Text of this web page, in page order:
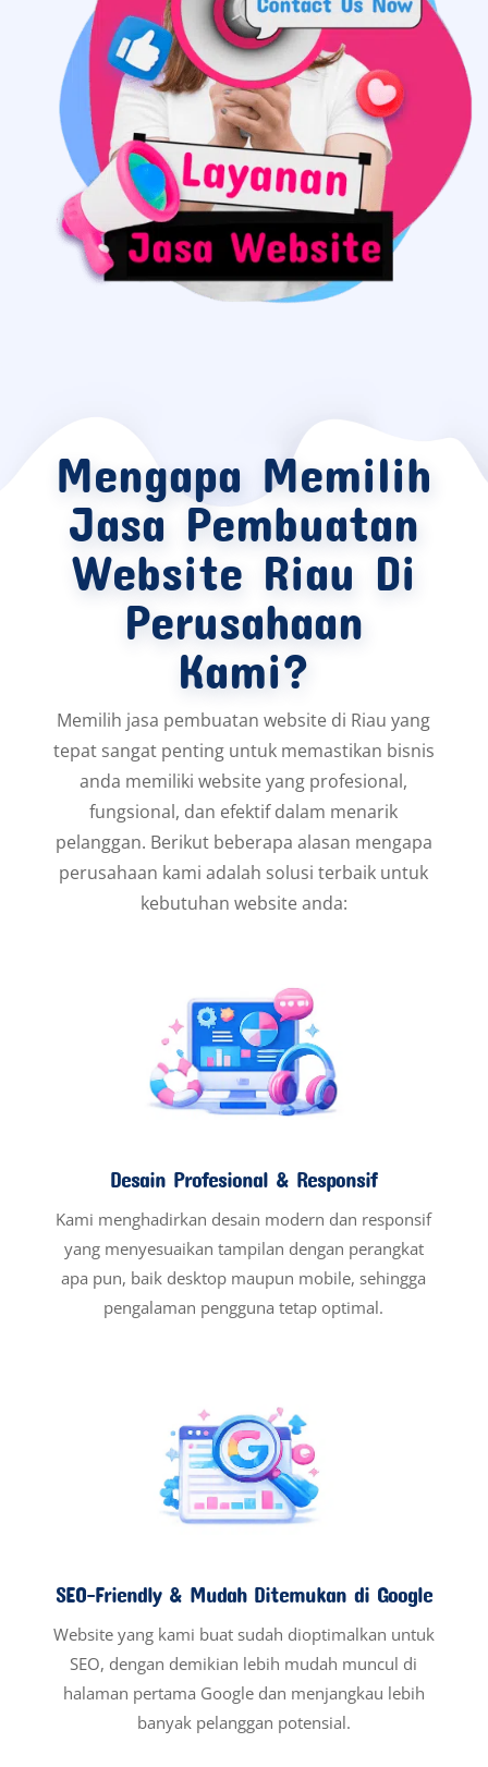
Mengapa Memilih
Jasa Pembuatan
Website Riau Di
Perusahaan
Kami?
Memilih jasa pembuatan website di Riau yang
tepat sangat penting untuk memastikan bisnis
anda memiliki website yang profesional,
fungsional, dan efektif dalam menarik
pelanggan. Berikut beberapa alasan mengapa
perusahaan kami adalah solusi terbaik untuk
kebutuhan website anda:
Desain Profesional & Responsif
Kami menghadirkan desain modern dan responsif
yang menyesuaikan tampilan dengan perangkat
apa pun, baik desktop maupun mobile, sehingga
pengalaman pengguna tetap optimal.
SEO-Friendly & Mudah Ditemukan di Google
Website yang kami buat sudah dioptimalkan untuk
SEO, dengan demikian lebih mudah muncul di
halaman pertama Google dan menjangkau lebih
banyak pelanggan potensial.